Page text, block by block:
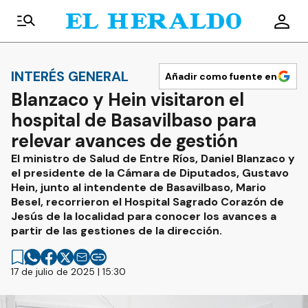
INTERÉS GENERAL Añadir como fuente en
Blanzaco y Hein visitaron el
hospital de Basavilbaso para
relevar avances de gestión
El ministro de Salud de Entre Ríos, Daniel Blanzaco y
el presidente de la Cámara de Diputados, Gustavo
Hein, junto al intendente de Basavilbaso, Mario
Besel, recorrieron el Hospital Sagrado Corazón de
Jesús de la localidad para conocer los avances a
partir de las gestiones de la dirección.
17 de julio de 2025 | 15:30